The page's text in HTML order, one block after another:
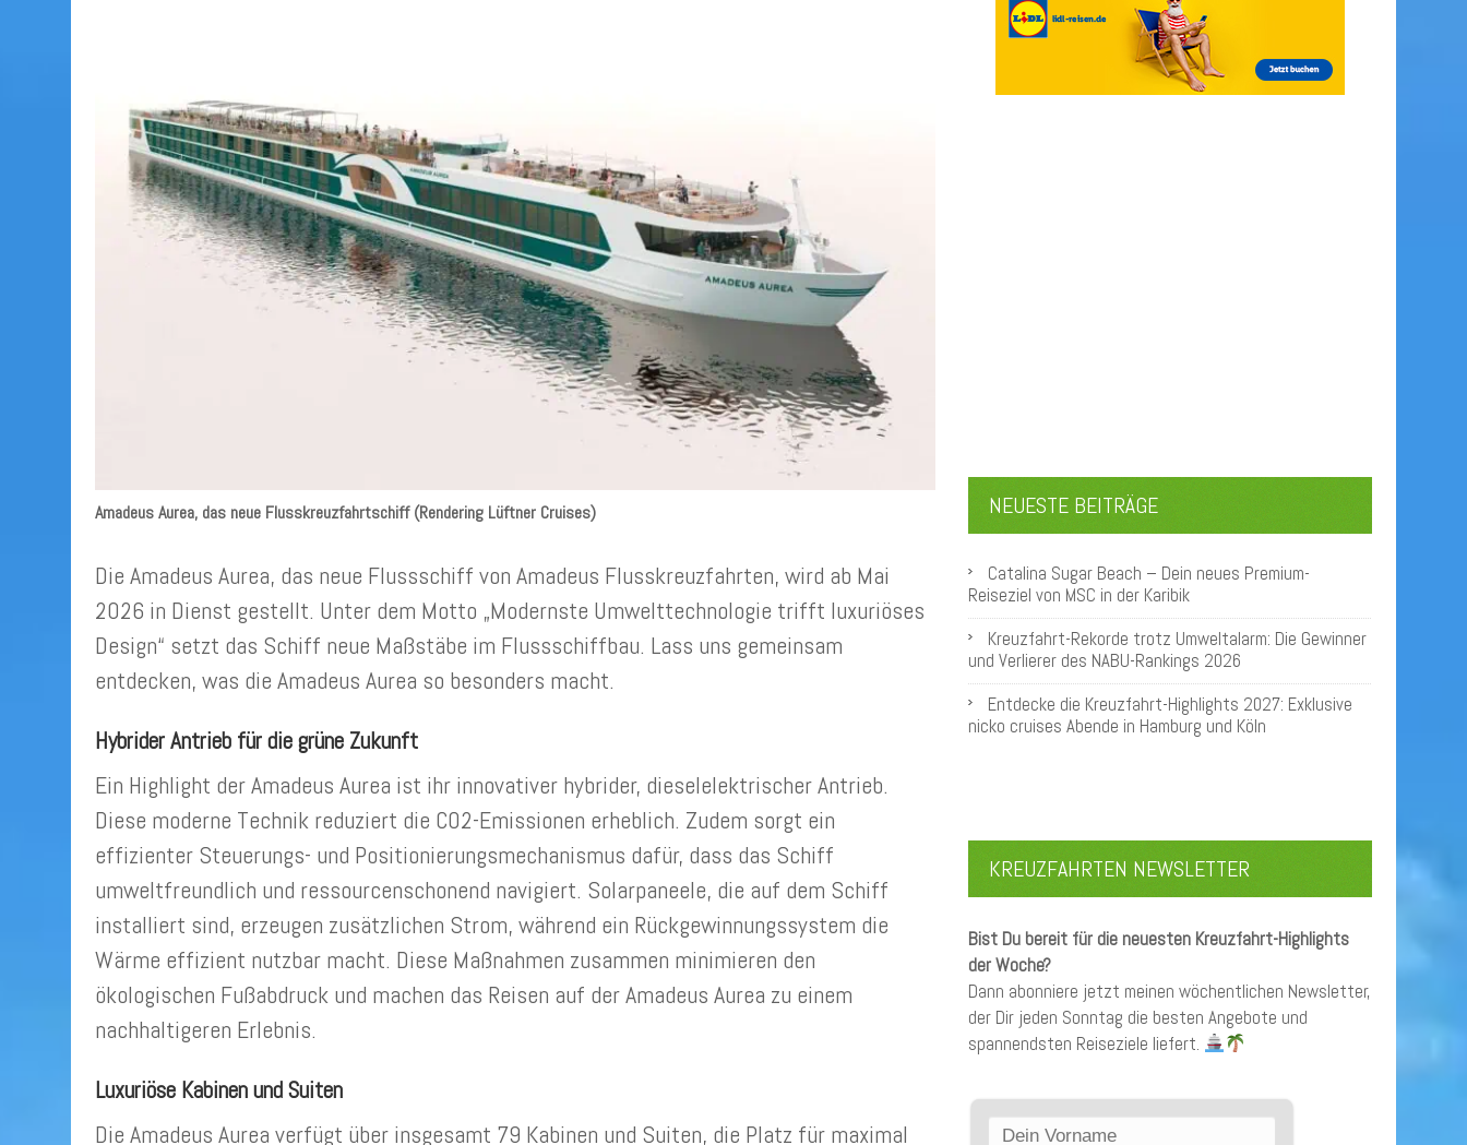
Amadeus Aurea, das neue Flusskreuzfahrtschiff (Rendering Lüftner Cruises)
Die Amadeus Aurea, das neue Flussschiff von Amadeus Flusskreuzfahrten, wird ab Mai
2026 in Dienst gestellt. Unter dem Motto „Modernste Umwelttechnologie trifft luxuriöses
Design“ setzt das Schiff neue Maßstäbe im Flussschiffbau. Lass uns gemeinsam
entdecken, was die Amadeus Aurea so besonders macht.
Hybrider Antrieb für die grüne Zukunft
Ein Highlight der Amadeus Aurea ist ihr innovativer hybrider, dieselelektrischer Antrieb.
Diese moderne Technik reduziert die CO2-Emissionen erheblich. Zudem sorgt ein
effizienter Steuerungs- und Positionierungsmechanismus dafür, dass das Schiff
umweltfreundlich und ressourcenschonend navigiert. Solarpaneele, die auf dem Schiff
installiert sind, erzeugen zusätzlichen Strom, während ein Rückgewinnungssystem die
Wärme effizient nutzbar macht. Diese Maßnahmen zusammen minimieren den
ökologischen Fußabdruck und machen das Reisen auf der Amadeus Aurea zu einem
nachhaltigeren Erlebnis.
Luxuriöse Kabinen und Suiten
Die Amadeus Aurea verfügt über insgesamt 79 Kabinen und Suiten, die Platz für maximal
NEUESTE BEITRÄGE
Catalina Sugar Beach – Dein neues Premium-
Reiseziel von MSC in der Karibik
Kreuzfahrt-Rekorde trotz Umweltalarm: Die Gewinner
und Verlierer des NABU-Rankings 2026
Entdecke die Kreuzfahrt-Highlights 2027: Exklusive
nicko cruises Abende in Hamburg und Köln
KREUZFAHRTEN NEWSLETTER
Bist Du bereit für die neuesten Kreuzfahrt-Highlights
der Woche?
Dann abonniere jetzt meinen wöchentlichen Newsletter,
der Dir jeden Sonntag die besten Angebote und
spannendsten Reiseziele liefert.